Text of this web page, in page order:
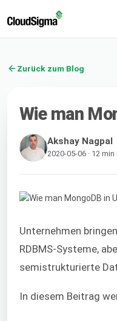
Zurück zum Blog
Wie man
Akshay Nagpal
2020-05-06 · 12 min
Unternehmen
RDBMS-Systeme,
semistrukturierte
In diesem Beitrag